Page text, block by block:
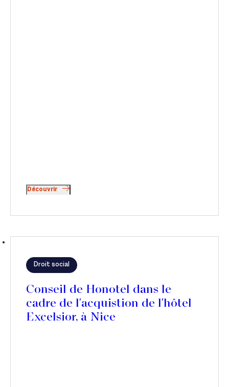
Découvrir
Droit social
Conseil de Honotel dans le
cadre de l'acquistion de l'hôtel
Excelsior, à Nice